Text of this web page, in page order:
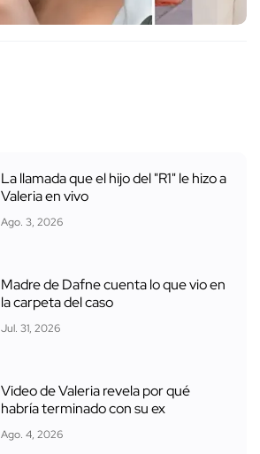
La llamada que el hijo del "R1" le hizo a
Valeria en vivo
Ago. 3, 2026
Madre de Dafne cuenta lo que vio en
la carpeta del caso
Jul. 31, 2026
Video de Valeria revela por qué
habría terminado con su ex
Ago. 4, 2026